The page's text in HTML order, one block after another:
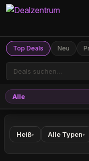
Top Deals Neu
Alle
Heiß▾ Alle Typen▾